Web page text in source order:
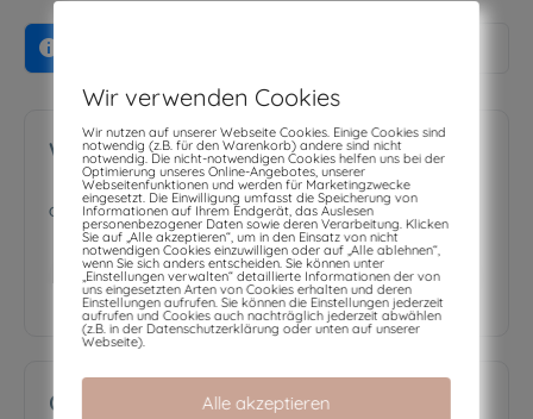
Wer ist online
ONLINE 0
Aktuell sind keine Nutzer online.
Gruppen
Wir verwenden Cookies
Wir nutzen auf unserer Webseite Cookies. Einige Cookies sind
notwendig (z.B. für den Warenkorb) andere sind nicht
notwendig. Die nicht-notwendigen Cookies helfen uns bei der
Optimierung unseres Online-Angebotes, unserer
Webseitenfunktionen und werden für Marketingzwecke
eingesetzt. Die Einwilligung umfasst die Speicherung von
Informationen auf Ihrem Endgerät, das Auslesen
personenbezogener Daten sowie deren Verarbeitung. Klicken
Sie auf „Alle akzeptieren“, um in den Einsatz von nicht
notwendigen Cookies einzuwilligen oder auf „Alle ablehnen“,
wenn Sie sich anders entscheiden. Sie können unter
„Einstellungen verwalten“ detaillierte Informationen der von
uns eingesetzten Arten von Cookies erhalten und deren
Einstellungen aufrufen. Sie können die Einstellungen jederzeit
aufrufen und Cookies auch nachträglich jederzeit abwählen
(z.B. in der Datenschutzerklärung oder unten auf unserer
Webseite).
Alle akzeptieren